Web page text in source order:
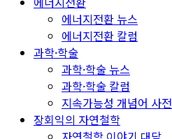
에너지전환 뉴스
에너지전환 칼럼
과학·학술
과학·학술 뉴스
과학·학술 칼럼
지속가능성 개념어 사전
장회익의 자연철학